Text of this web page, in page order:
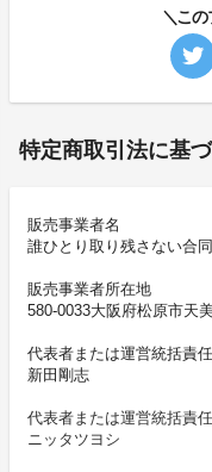
＼この
特定商取引法に基
販売事業者名
誰ひとり取り残さない合
販売事業者所在地
580-0033大阪府松原市天
代表者または運営統括責
新田剛志
代表者または運営統括責
ニッタツヨシ